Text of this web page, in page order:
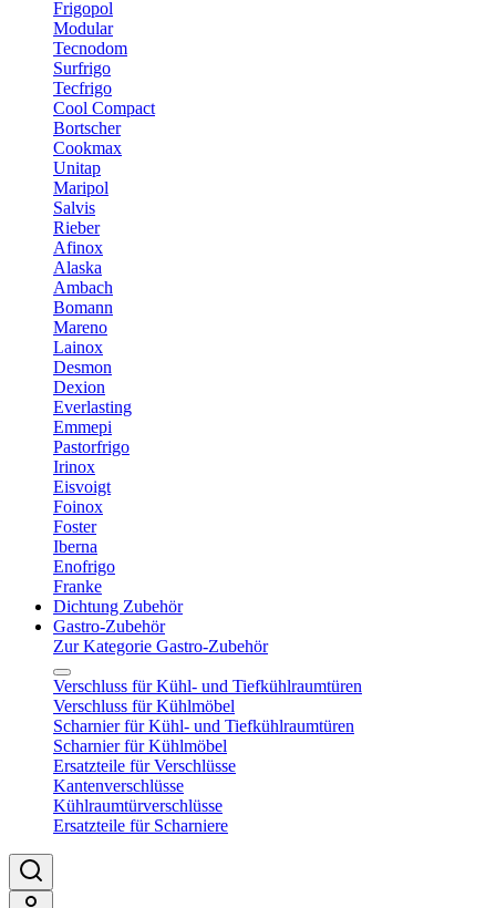
Frigopol
Modular
Tecnodom
Surfrigo
Tecfrigo
Cool Compact
Bortscher
Cookmax
Unitap
Maripol
Salvis
Rieber
Afinox
Alaska
Ambach
Bomann
Mareno
Lainox
Desmon
Dexion
Everlasting
Emmepi
Pastorfrigo
Irinox
Eisvoigt
Foinox
Foster
Iberna
Enofrigo
Franke
Dichtung Zubehör
Gastro-Zubehör
Zur Kategorie Gastro-Zubehör
Verschluss für Kühl- und Tiefkühlraumtüren
Verschluss für Kühlmöbel
Scharnier für Kühl- und Tiefkühlraumtüren
Scharnier für Kühlmöbel
Ersatzteile für Verschlüsse
Kantenverschlüsse
Kühlraumtürverschlüsse
Ersatzteile für Scharniere